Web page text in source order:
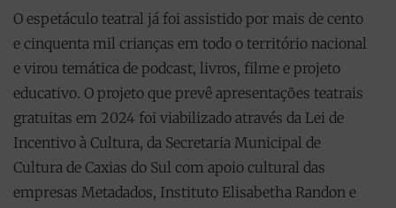
O espetáculo teatral já foi assistido por mais de cento
e cinquenta mil crianças em todo o território nacional
e virou temática de podcast, livros, filme e projeto
educativo. O projeto que prevê apresentações teatrais
gratuitas em 2024 foi viabilizado através da Lei de
Incentivo à Cultura, da Secretaria Municipal de
Cultura de Caxias do Sul com apoio cultural das
empresas Metadados, Instituto Elisabetha Randon e